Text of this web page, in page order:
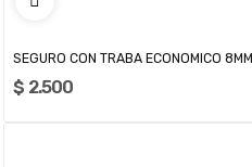
SEGURO CON TRABA ECONOMICO 8MM
$ 2.500